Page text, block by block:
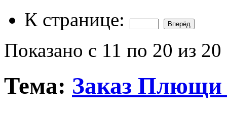
К странице:
Показано с 11 по 20 из 20
Тема: Заказ